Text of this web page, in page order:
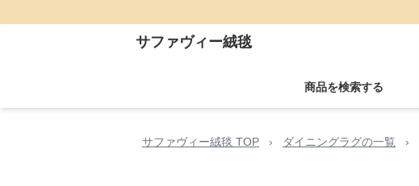
サファヴィー絨毯
商品を検索する
サファヴィー絨毯 TOP › ダイニングラグの一覧 ›